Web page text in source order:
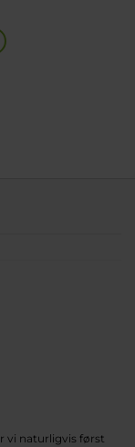
vi naturligvis først